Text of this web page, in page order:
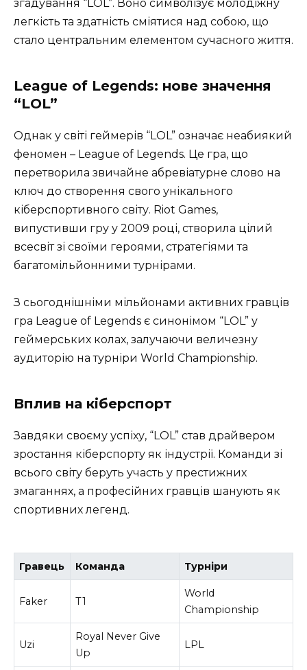
згадування “LOL”. Воно символізує молодіжну
легкість та здатність сміятися над собою, що
стало центральним елементом сучасного життя.
League of Legends: нове значення
“LOL”
Однак у світі геймерів “LOL” означає неабиякий
феномен – League of Legends. Це гра, що
перетворила звичайне абревіатурне слово на
ключ до створення свого унікального
кіберспортивного світу. Riot Games,
випустивши гру у 2009 році, створила цілий
всесвіт зі своїми героями, стратегіями та
багатомільйонними турнірами.
З сьогоднішніми мільйонами активних гравців
гра League of Legends є синонімом “LOL” у
геймерських колах, залучаючи величезну
аудиторію на турніри World Championship.
Вплив на кіберспорт
Завдяки своєму успіху, “LOL” став драйвером
зростання кіберспорту як індустрії. Команди зі
всього світу беруть участь у престижних
змаганнях, а професійних гравців шанують як
спортивних легенд.
Гравець Команда Турніри
Faker T1
World
Championship
Uzi
Royal Never Give
Up
LPL